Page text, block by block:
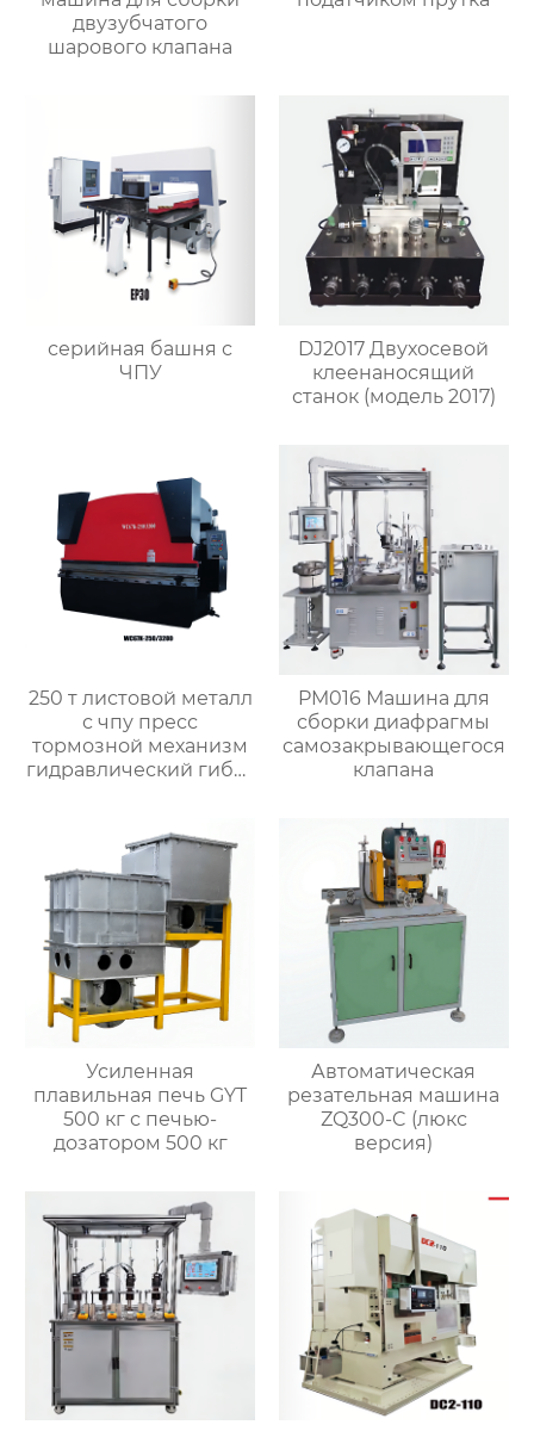
двузубчатого
шарового клапана
серийная башня с
ЧПУ
DJ2017 Двухосевой
клеенаносящий
станок (модель 2017)
250 т листовой металл
с чпу пресс
тормозной механизм
гидравлический гибка
PM016 Машина для
сборки диафрагмы
самозакрывающегося
клапана
Усиленная
плавильная печь GYT
500 кг с печью-
дозатором 500 кг
Автоматическая
резательная машина
ZQ300-C (люкс
версия)